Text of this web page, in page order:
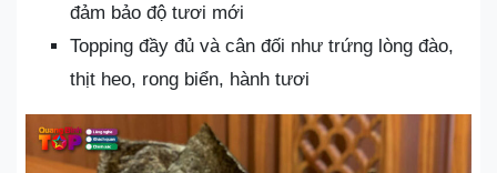
đảm bảo độ tươi mới
Topping đầy đủ và cân đối như trứng lòng đào,
thịt heo, rong biển, hành tươi